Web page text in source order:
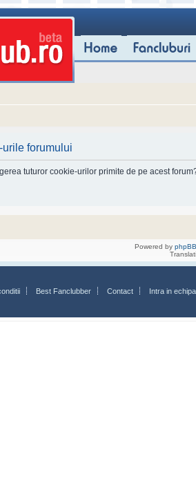
forumului
tuturor cookie-urilor primite de pe acest
Powered by phpBB
Best Fanclubber Contact Intra in